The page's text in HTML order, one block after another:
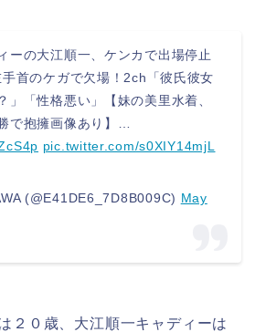
ーの大江順一、ケンカで出場停止
首のケガで欠場！2ch「彼氏彼女
」「性格悪い」【妹の美里水着、
で抱擁画像あり】…
pic.twitter.com/s0XIY14mjL
(@E41DE6_7D8B009C) May
２０歳、大江順一キャディーは